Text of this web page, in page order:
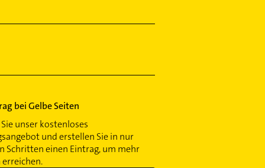
bei Gelbe Seiten
unser kostenloses
und erstellen Sie in nur
Schritten einen Eintrag, um mehr
erreichen.